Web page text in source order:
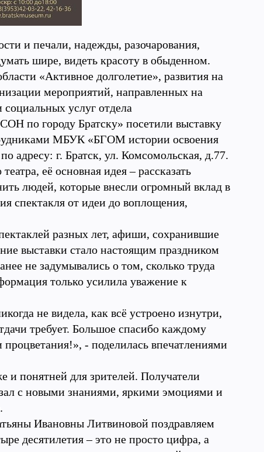
и печали, надежды, разочарования,
шире, видеть красоту в обыденном.
«Активное долголетие», развития на
мероприятий, направленных на
услуг отдела
по городу Братску» посетили выставку
МБУК «БГОМ истории освоения
адресу: г. Братск, ул. Комсомольская, д.77.
её основная идея – рассказать
людей, которые внесли огромный вклад в
спектакля от идеи до воплощения,
разных лет, афиши, сохранившие
выставки стало настоящим праздником
не задумывались о том, сколько труда
только усилила уважение к
не видела, как всё устроено изнутри,
требует. Большое спасибо каждому
- поделилась впечатлениями
понятней для зрителей. Получатели
с новыми знаниями, яркими эмоциями и
Ивановны Литвиновой поздравляем
десятилетия – это не просто цифра, а